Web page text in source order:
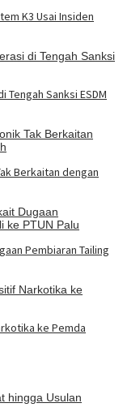
K3 Usai Insiden
Sanksi ESDM
Berkaitan dengan
Pembiaran Tailing
ke Pemda